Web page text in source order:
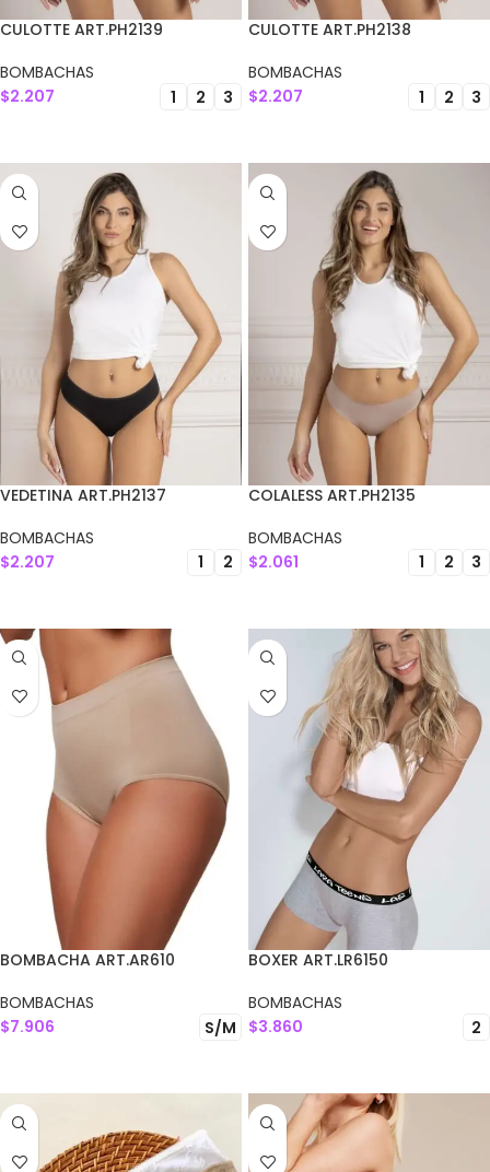
CULOTTE ART.PH2139
BOMBACHAS
$2.207 1 2 3
CULOTTE ART.PH2138
BOMBACHAS
$2.207 1 2 3
VEDETINA ART.PH2137
BOMBACHAS
$2.207 1 2
COLALESS ART.PH2135
BOMBACHAS
$2.061 1 2 3
BOMBACHA ART.AR610
BOMBACHAS
$7.906 S/M
BOXER ART.LR6150
BOMBACHAS
$3.860 2